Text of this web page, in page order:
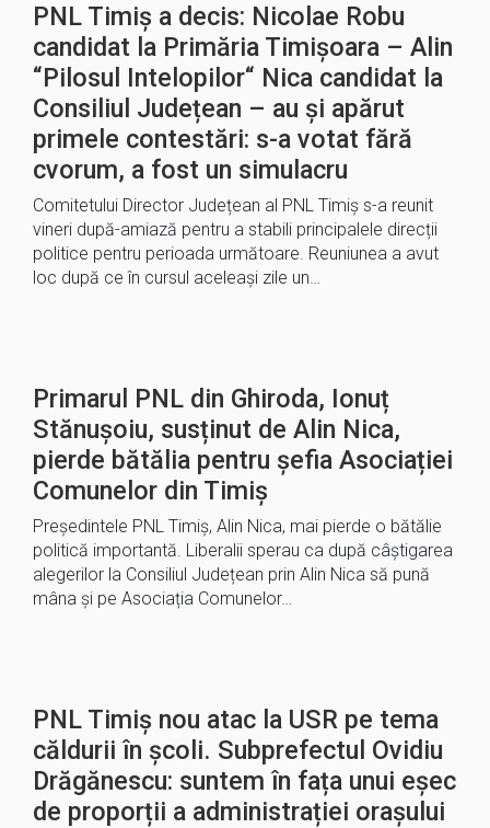
PNL Timiș a decis: Nicolae Robu
candidat la Primăria Timișoara – Alin
“Pilosul Intelopilor“ Nica candidat la
Consiliul Județean – au și apărut
primele contestări: s-a votat fără
cvorum, a fost un simulacru
Comitetului Director Județean al PNL Timiș s-a reunit
vineri după-amiază pentru a stabili principalele direcții
politice pentru perioada următoare. Reuniunea a avut
loc după ce în cursul aceleași zile un…
Primarul PNL din Ghiroda, Ionuț
Stănușoiu, susținut de Alin Nica,
pierde bătălia pentru șefia Asociației
Comunelor din Timiș
Președintele PNL Timiș, Alin Nica, mai pierde o bătălie
politică importantă. Liberalii sperau ca după câștigarea
alegerilor la Consiliul Județean prin Alin Nica să pună
mâna și pe Asociația Comunelor…
PNL Timiș nou atac la USR pe tema
căldurii în școli. Subprefectul Ovidiu
Drăgănescu: suntem în fața unui eșec
de proporții a administrației orașului